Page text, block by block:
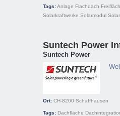
Tags:Anlage Flachdach
Solarkraftwerke Solarmodul
Suntech Power
Suntech Power
Ort: CH-8200 Schaffhausen
Tags: Dachfläche